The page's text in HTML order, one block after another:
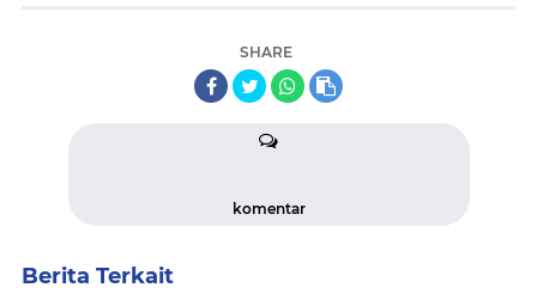
SHARE
komentar
Berita Terkait